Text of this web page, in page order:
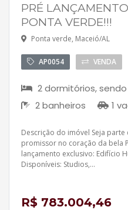
PRÉ
PONTA VERDE!!!
Ponta verde, Maceió/AL
AP0054 VENDA
2 dormitórios, sendo
2 banheiros
1
Descrição do imóvel Seja
promissor no coração da bela
lançamento exclusivo: Edifício
Disponíveis: Studios,...
R$ 783.004,46